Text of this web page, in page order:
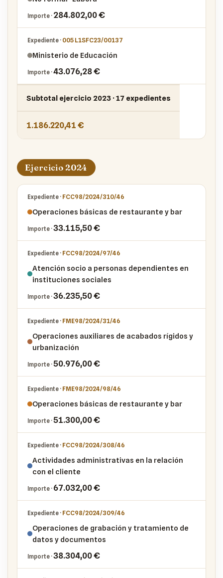
284.802,00 €
005 L1SFC23/00137
Ministerio de Educación
43.076,28 €
Subtotal ejercicio 2023 · 17 expedientes
1.186.220,41 €
Ejercicio 2024
FCC98/2024/310/46
Operaciones básicas de restaurante y bar
33.115,50 €
FCC98/2024/97/46
Atención socio a personas dependientes en
instituciones sociales
36.235,50 €
FME98/2024/31/46
Operaciones auxiliares de acabados rígidos y
urbanización
50.976,00 €
FME98/2024/98/46
Operaciones básicas de restaurante y bar
51.300,00 €
FCC98/2024/308/46
Actividades administrativas en la relación
con el cliente
67.032,00 €
FCC98/2024/309/46
Operaciones de grabación y tratamiento de
datos y documentos
38.304,00 €